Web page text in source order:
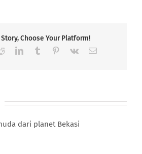
Choose Your Platform!
RedditLinkedInTumblr Pinterest
Vk Email
dari planet Bekasi